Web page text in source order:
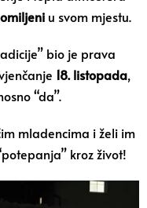
omiljeni u svom mjestu.
bio je prava
18. listopada,
“da”.
mladencima i želi im
kroz život!